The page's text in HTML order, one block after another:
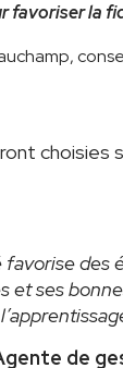
favoriser la
choisies
des
et ses
de